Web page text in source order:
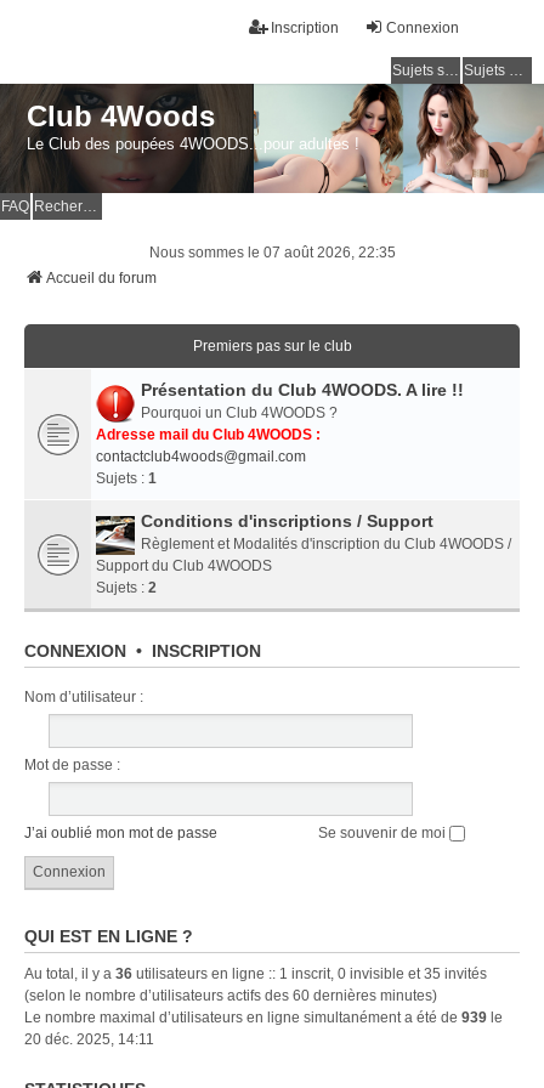
Connexion
Inscription
Sujets sans réponse Sujets actifs
Club 4Woods
Le Club des poupées 4WOODS...pour adultes !
FAQ
Nous sommes le 07 août 2026, 22:35
Accueil du forum
Premiers pas sur le club
Présentation du Club 4WOODS. A lire !!
Pourquoi un Club 4WOODS ?
Adresse mail du Club 4WOODS :
contactclub4woods@gmail.com
Sujets : 1
Conditions d'inscriptions / Support
Règlement et Modalités d'inscription du Club 4WOODS /
Support du Club 4WOODS
Sujets : 2
CONNEXION • INSCRIPTION
Nom d’utilisateur :
Mot de passe :
J’ai oublié mon mot de passe Se souvenir de moi
QUI EST EN LIGNE ?
Au total, il y a 36 utilisateurs en ligne :: 1 inscrit, 0 invisible et 35 invités
(selon le nombre d’utilisateurs actifs des 60 dernières minutes)
Le nombre maximal d’utilisateurs en ligne simultanément a été de 939 le
20 déc. 2025, 14:11